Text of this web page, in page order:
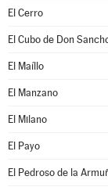
El Cerro
El Cubo de Don
El Maíllo
El Manzano
El Milano
El Payo
El Pedroso de la